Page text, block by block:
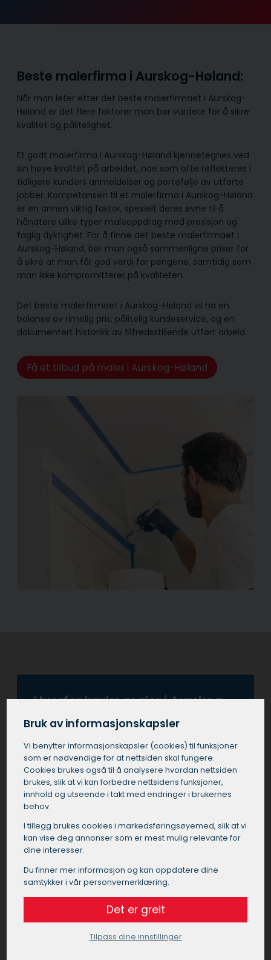
Beste malerfirma i Aurskog-Høland:
Når man leter etter det beste malerfirmaet i Aurskog-
Høland er det flere faktorer man bør vurdere for å sikre
kvalitet og pålitelighet.
Et godt malerfirma i Aurskog-Høland kjennetegnes ved
sin høye kvalitet på arbeidet, noe som ofte reflekteres i
tidligere kunders anmeldelser og portefølje av utførte
jobber. Kompetansen til et malerfirma i Aurskog-Høland
er en annen viktig faktor, spesielt deres evne til å
håndtere ulike typer maleoppdrag med presisjon og
faglig dyktighet. For å finne det beste malerfirmaet i
Aurskog-Høland, bør man også sammenligne priser for
å sikre at man får god verdi for pengene, samtidig som
man ikke kompromitterer på kvaliteten.
Det beste malerfirmaet i Aurskog-Høland vil ha en
balanse av rimelig pris, pålitelig kunde­service, og en
dokumentert historikk av tilfredsstillende utført arbeid.
Få et tilbud på maler i Aurskog-Høland
Hvorfor bruke maler i Aurskog-
Høland?
Å velge en profesjonell maler i Aurskog-Høland
garanterer et høyt kvalitetsnivå og faglig
utførelse av malerarbeidet. En erfaren maler i
Aurskog-Høland vil ha riktig kompetanse og
utstyr for å håndtere ulike typer overflater og
maleutfordringer, noe som er spesielt viktig i
det varierende klimaet i Aurskog-Høland.
Å bruke en profesjonell maler i Aurskog-Høland
sikrer også at alle aspekter av jobben blir utført i
tråd med de nyeste standardene for sikkerhet
Aurskog-Høland forstår betydningen av grundig
forarbeid, noe som er nøkkelen til varig og
tiltalende sluttresultat. I tillegg, når man
Bruk av informasjonskapsler
Vi benytter informasjons­kapsler (cookies) til funksjoner
som er nødvendige for at nettsiden skal fungere.
Cookies brukes også til å analysere hvordan nettsiden
brukes, slik at vi kan forbedre nettsidens funksjoner,
innhold og utseende i takt med endringer i brukernes
behov.
I tillegg brukes cookies i markedsførings­øyemed, slik at vi
kan vise deg annonser som er mest mulig relevante for
dine interesser.
Du finner mer informasjon og kan oppdatere dine
samtykker i vår personvernerklæring.
Det er greit
Tilpass dine innstillinger